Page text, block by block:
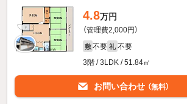
4.8万円
（管理費2,000円）
敷 不要 礼 不要
3階 / 3LDK / 51.84㎡
お問い合わせ （無料）